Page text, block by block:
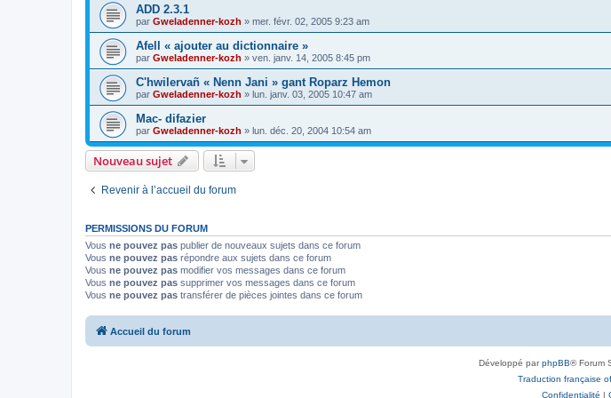
ADD 2.3.1
par Gweladenner-kozh » mer. févr. 02, 2005 9:23 am
Afell « ajouter au dictionnaire »
par Gweladenner-kozh » ven. janv. 14, 2005 8:45 pm
C'hwilervañ « Nenn Jani » gant Roparz Hemon
par Gweladenner-kozh » lun. janv. 03, 2005 10:47 am
Mac- difazier
par Gweladenner-kozh » lun. déc. 20, 2004 10:54 am
Nouveau sujet
Revenir à l’accueil du forum
PERMISSIONS DU FORUM
Vous ne pouvez pas publier de nouveaux sujets dans ce forum
Vous ne pouvez pas répondre aux sujets dans ce forum
Vous ne pouvez pas modifier vos messages dans ce forum
Vous ne pouvez pas supprimer vos messages dans ce forum
Vous ne pouvez pas transférer de pièces jointes dans ce forum
Accueil du forum
Développé parphpBB® Forum
Traduction française
Confidentialité |